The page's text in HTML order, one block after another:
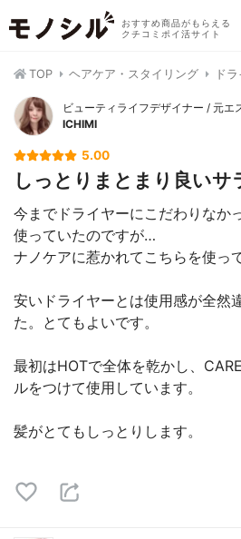
おすすめ商品がもらえる
クチコミポイ活サイト
TOP ヘアケア・スタイリング ド
ビューティライフデザイナー / 元エ
ICHIMI
5.00
しっとりまとまり良いサ
今までドライヤーにこだわりなか
使っていたのですが…
ナノケアに惹かれてこちらを使っ
安いドライヤーとは使用感が全然
た。とてもよいです。
最初はHOTで全体を乾かし、
ルをつけて使用しています。
髪がとてもしっとりします。